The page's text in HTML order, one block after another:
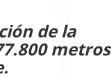
de la
metros